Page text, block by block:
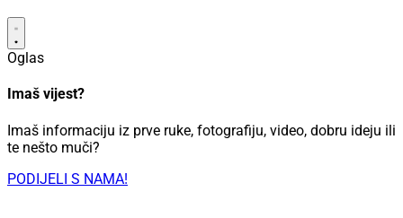
Oglas
Imaš vijest?
Imaš informaciju iz prve ruke, fotografiju, video, dobru ideju ili
te nešto muči?
PODIJELI S NAMA!